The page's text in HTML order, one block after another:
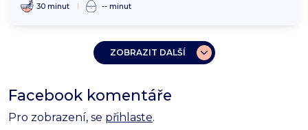
30 minut -- minut
ZOBRAZIT DALŠÍ
Facebook komentáře
Pro zobrazení, se přihlaste.